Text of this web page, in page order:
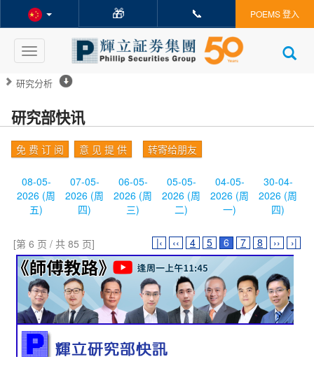
🎁 📞 POEMS 登入
Toggle
navigation
研究分析
研究部快讯
免 费 订 阅 意 见 提 供 转寄给朋友
08-05-
2026 (周
五)
07-05-
2026 (周
四)
06-05-
2026 (周
三)
05-05-
2026 (周
二)
04-05-
2026 (周
一)
30-04-
2026 (周
四)
[第 6 页 / 共 85 页] |‹ ‹‹ 4 5 6 7 8 ›› ›|